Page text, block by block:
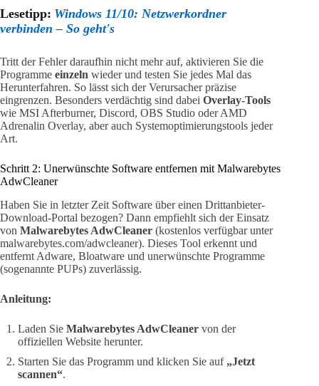
Lesetipp: Windows 11/10: Netzwerkordner
verbinden – So geht's
Tritt der Fehler daraufhin nicht mehr auf, aktivieren Sie die
Programme einzeln wieder und testen Sie jedes Mal das
Herunterfahren. So lässt sich der Verursacher präzise
eingrenzen. Besonders verdächtig sind dabei Overlay-Tools
wie MSI Afterburner, Discord, OBS Studio oder AMD
Adrenalin Overlay, aber auch Systemoptimierungstools jeder
Art.
Schritt 2: Unerwünschte Software entfernen mit Malwarebytes
AdwCleaner
Haben Sie in letzter Zeit Software über einen Drittanbieter-
Download-Portal bezogen? Dann empfiehlt sich der Einsatz
von Malwarebytes AdwCleaner (kostenlos verfügbar unter
malwarebytes.com/adwcleaner). Dieses Tool erkennt und
entfernt Adware, Bloatware und unerwünschte Programme
(sogenannte PUPs) zuverlässig.
Anleitung:
Laden Sie Malwarebytes AdwCleaner von der
offiziellen Website herunter.
Starten Sie das Programm und klicken Sie auf „Jetzt
scannen“.